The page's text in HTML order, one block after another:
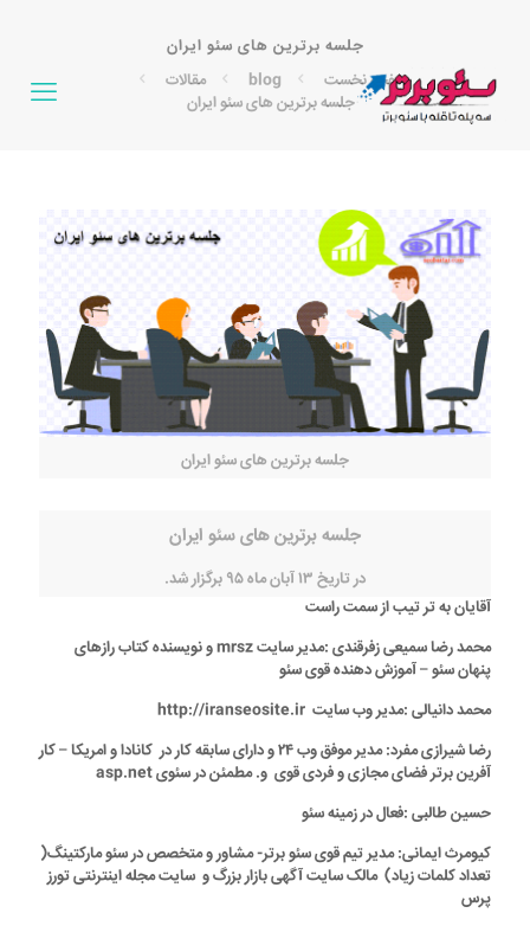
جلسه برترین های سئو ایران
صفحه نخست
blog
مقالات
جلسه برترین های سئو ایران
جلسه برترین های سئو ایران
جلسه برترین های سئو ایران
در تاریخ ۱۳ آبان ماه ۹۵ برگزار شد.
آقایان به تر تیب از سمت راست
محمد رضا سمیعی زفرقندی
:مدیر سایت mrsz و نویسنده کتاب رازهای
پنهان سئو – آموزش دهنده قوی سئو
محمد دانیالی :مدیر وب سایت http://iranseosite.ir
رضا شیرازی مفرد
: مدیر موفق وب ۲۴ و دارای سابقه کار در کانادا و امریکا – کار
آفرین برتر فضای مجازی و فردی قوی و. مطمئن در سئوی asp.net
حسین طالبی :فعال در زمینه سئو
کیومرث ایمانی: مدیر تیم قوی سئو برتر- مشاور و متخصص در سئو مارکتینگ(
تعداد کلمات زیاد) مالک سایت آگهی بازار بزرگ و سایت مجله اینترنتی تورز
پرس